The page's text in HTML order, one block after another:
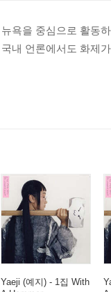
뉴욕을 중심으로 활동
국내 언론에서도 화제
Yaeji (예지) - 1집 With